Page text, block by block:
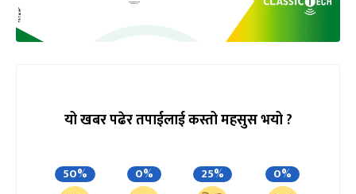
यो खबर पढेर तपाईलाई कस्तो महसुस भयो ?
50% 0% 25% 0%